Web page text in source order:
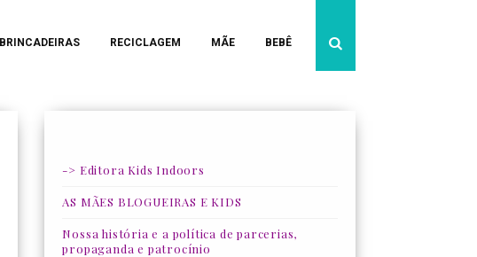
BRINCADEIRAS RECICLAGEM MÃE BEBÊ
-> Editora Kids Indoors
AS MÃES BLOGUEIRAS E KIDS
Nossa história e a política de parcerias,
propaganda e patrocínio